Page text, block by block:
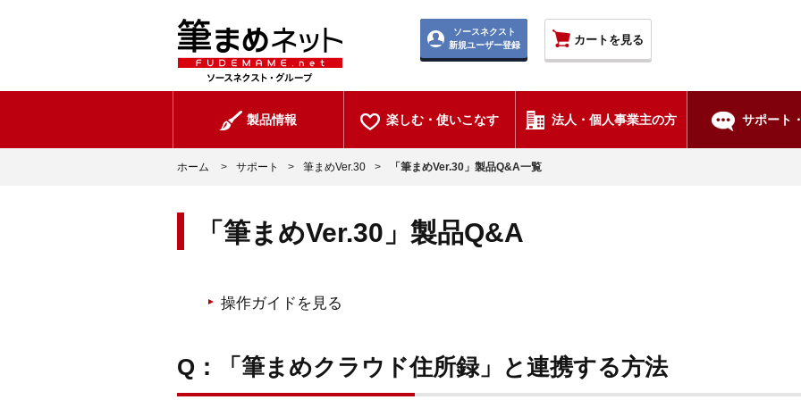
ソースネクスト
新規ユーザー登録
カートを見る
製品情報 楽しむ・使いこなす 法人・個人事業主の方 サポート
ホーム > サポート > 筆まめVer.30 > 「筆まめVer.30」製品Q&A一覧
「筆まめVer.30」製品Q&A
操作ガイドを見る
Q：「筆まめクラウド住所録」と連携する方法